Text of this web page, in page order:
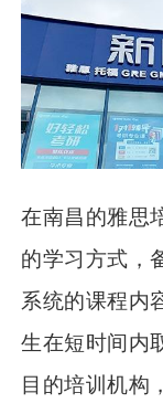
在南昌的雅思
的学习方式，
系统的课程内
生在短时间内
目的培训机构